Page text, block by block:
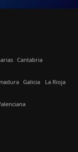
Cantabria
Galicia La Rioja